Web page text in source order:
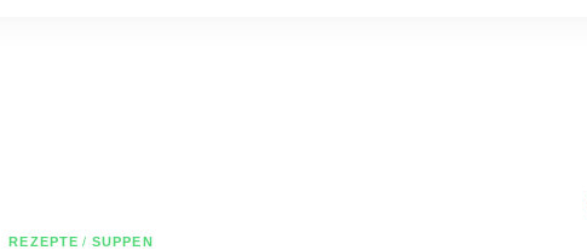
REZEPTE / SUPPEN